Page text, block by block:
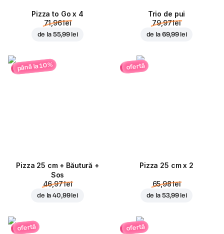
Pizza to Go x 4
71,96 lei
de la 55,99 lei
Trio de pui
79,97 lei
de la 69,99 lei
până la 10%
Pizza 25 cm + Băutură +
Sos
46,97 lei
de la40,99 lei
ofertă
Pizza 25 cm x 2
65,98 lei
de la 53,99 lei
ofertă ofertă